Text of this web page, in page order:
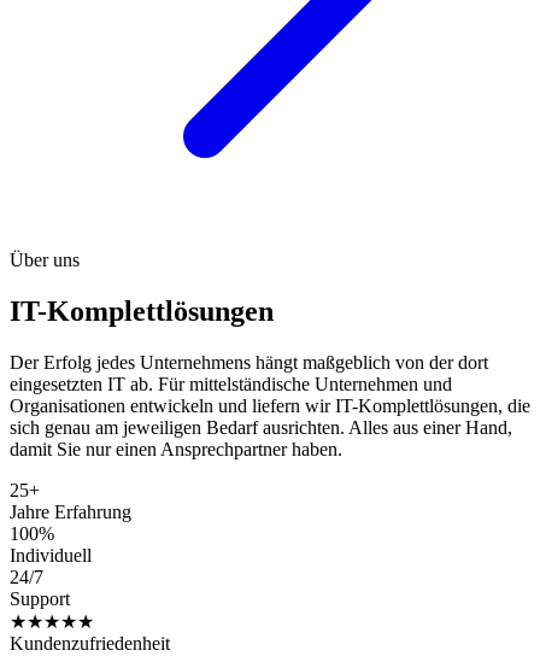
Über uns
IT-Komplettlösungen
Der Erfolg jedes Unternehmens hängt maßgeblich von der dort
eingesetzten IT ab. Für mittelständische Unternehmen und
Organisationen entwickeln und liefern wir IT-Komplettlösungen, die
sich genau am jeweiligen Bedarf ausrichten. Alles aus einer Hand,
damit Sie nur einen Ansprechpartner haben.
25+
Jahre Erfahrung
100%
Individuell
24/7
Support
★★★★★
Kundenzufriedenheit